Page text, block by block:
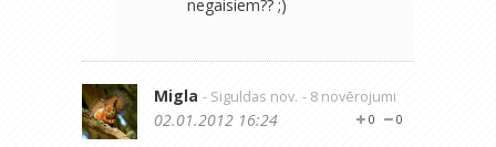
negaisiem?? ;)
Migla - Siguldas nov. - 8 novērojumi
0
0
02.01.2012 16:24